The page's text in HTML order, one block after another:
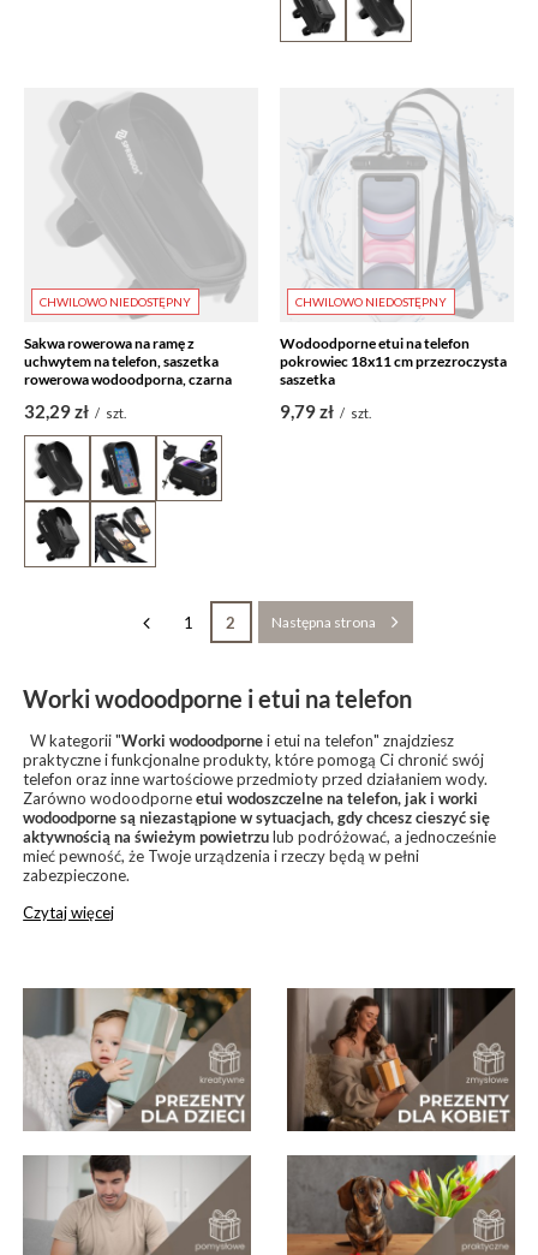
CHWILOWO NIEDOSTĘPNY
Sakwa rowerowa na ramę z
uchwytem na telefon, saszetka
rowerowa wodoodporna, czarna
32,29 zł / szt.
CHWILOWO NIEDOSTĘPNY
Wodoodporne etui na telefon
pokrowiec 18x11 cm przezroczysta
saszetka
9,79 zł / szt.
1 2 Następna strona
Worki wodoodporne i etui na telefon
W kategorii "Worki wodoodpornei etui na telefon" znajdziesz
praktyczne i funkcjonalne produkty, które pomogą Ci chronić swój
telefon oraz inne wartościowe przedmioty przed działaniem wody.
Zarówno wodoodporneetui wodoszczelne na telefon, jak i worki
wodoodporne są niezastąpione w sytuacjach, gdy chcesz cieszyć się
aktywnością na świeżym powietrzulub podróżować, a jednocześnie
mieć pewność, że Twoje urządzenia i rzeczy będą w pełni
zabezpieczone.
Czytaj więcej